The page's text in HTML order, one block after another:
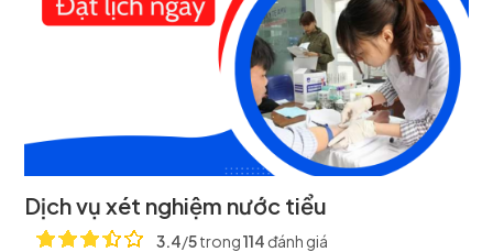
Dịch vụ xét nghiệm nước tiểu
3.4/5trong114đánh giá